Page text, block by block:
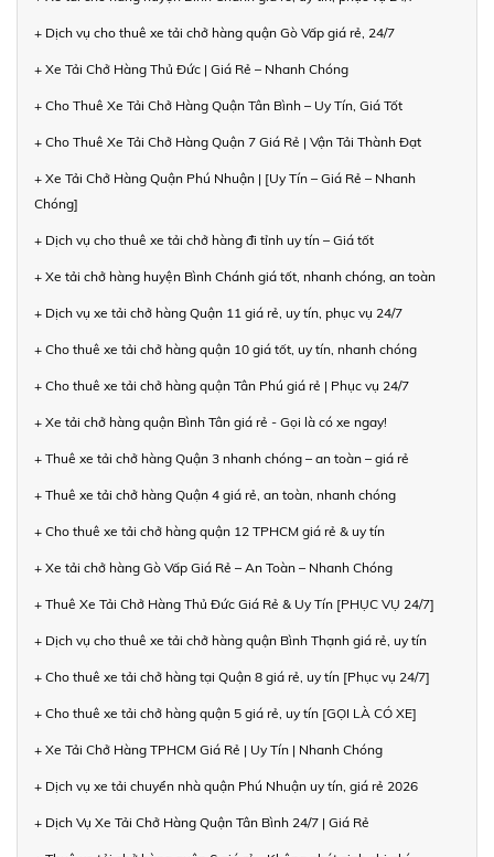
+ Dịch vụ cho thuê xe tải chở hàng quận Gò Vấp giá rẻ, 24/7
+ Xe Tải Chở Hàng Thủ Đức | Giá Rẻ – Nhanh Chóng
+ Cho Thuê Xe Tải Chở Hàng Quận Tân Bình – Uy Tín, Giá Tốt
+ Cho Thuê Xe Tải Chở Hàng Quận 7 Giá Rẻ | Vận Tải Thành Đạt
+ Xe Tải Chở Hàng Quận Phú Nhuận | [Uy Tín – Giá Rẻ – Nhanh
Chóng]
+ Dịch vụ cho thuê xe tải chở hàng đi tỉnh uy tín – Giá tốt
+ Xe tải chở hàng huyện Bình Chánh giá tốt, nhanh chóng, an toàn
+ Dịch vụ xe tải chở hàng Quận 11 giá rẻ, uy tín, phục vụ 24/7
+ Cho thuê xe tải chở hàng quận 10 giá tốt, uy tín, nhanh chóng
+ Cho thuê xe tải chở hàng quận Tân Phú giá rẻ | Phục vụ 24/7
+ Xe tải chở hàng quận Bình Tân giá rẻ - Gọi là có xe ngay!
+ Thuê xe tải chở hàng Quận 3 nhanh chóng – an toàn – giá rẻ
+ Thuê xe tải chở hàng Quận 4 giá rẻ, an toàn, nhanh chóng
+ Cho thuê xe tải chở hàng quận 12 TPHCM giá rẻ & uy tín
+ Xe tải chở hàng Gò Vấp Giá Rẻ – An Toàn – Nhanh Chóng
+ Thuê Xe Tải Chở Hàng Thủ Đức Giá Rẻ & Uy Tín [PHỤC VỤ 24/7]
+ Dịch vụ cho thuê xe tải chở hàng quận Bình Thạnh giá rẻ, uy tín
+ Cho thuê xe tải chở hàng tại Quận 8 giá rẻ, uy tín [Phục vụ 24/7]
+ Cho thuê xe tải chở hàng quận 5 giá rẻ, uy tín [GỌI LÀ CÓ XE]
+ Xe Tải Chở Hàng TPHCM Giá Rẻ | Uy Tín | Nhanh Chóng
+ Dịch vụ xe tải chuyển nhà quận Phú Nhuận uy tín, giá rẻ 2026
+ Dịch Vụ Xe Tải Chở Hàng Quận Tân Bình 24/7 | Giá Rẻ